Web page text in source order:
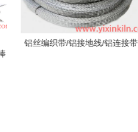
Z型16编织带/铝编织带Z型夹头